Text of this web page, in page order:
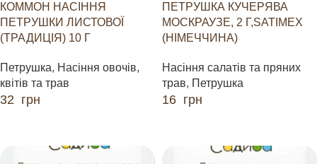
КОММОН НАСІННЯ
ПЕТРУШКИ ЛИСТОВОЇ
(ТРАДИЦІЯ) 10 Г
Петрушка, Насіння овочів,
квітів та трав
32 грн
ПЕТРУШКА КУЧЕРЯВА
МОСКРАУЗЕ, 2 Г,SATIMEX
(НІМЕЧЧИНА)
Насіння салатів та пряних
трав, Петрушка
16 грн